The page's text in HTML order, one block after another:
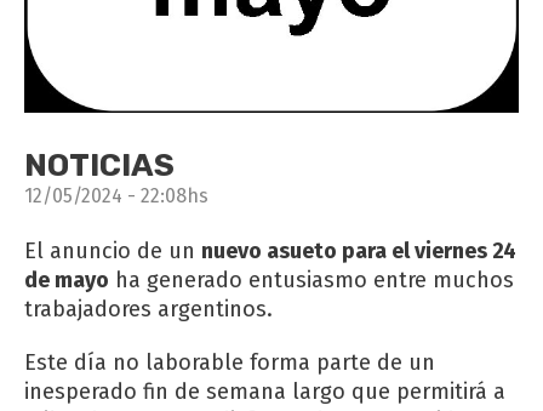
NOTICIAS
12/05/2024 - 22:08hs
El anuncio de un nuevo asueto para el viernes 24
de mayo ha generado entusiasmo entre muchos
trabajadores argentinos.
Este día no laborable forma parte de un
inesperado fin de semana largo que permitirá a